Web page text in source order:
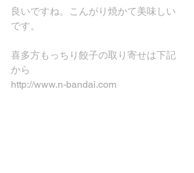
良いですね。こんがり焼かて美味しい
です。
喜多方もっちり餃子の取り寄せは下記
から
http://www.n-bandai.com